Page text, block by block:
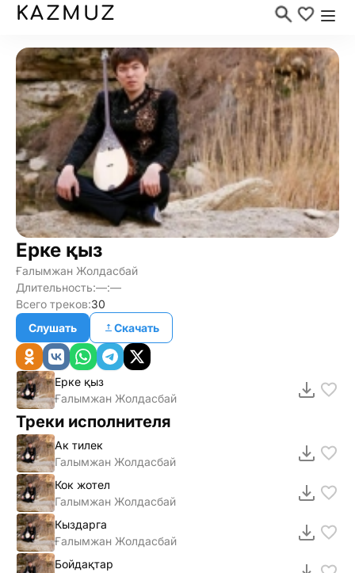
KAZMUZ
Ерке қыз
Ғалымжан Жолдасбай
Длительность:—:—
Всего треков:30
Слушать
Скачать
Ерке қыз
Ғалымжан Жолдасбай
Треки исполнителя
Ак тилек
Галымжан Жолдасбай
Кок жотел
Галымжан Жолдасбай
Кыздарга
Ғалымжан Жолдасбай
Бойдақтар